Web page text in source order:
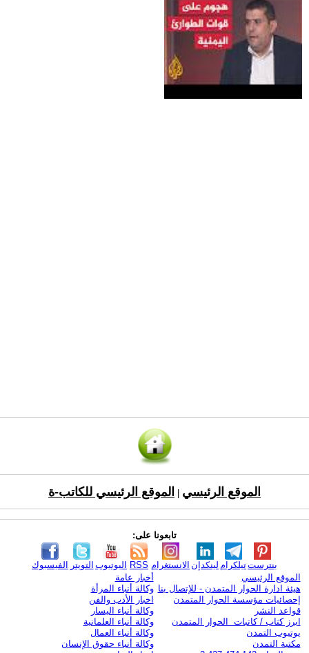
الموقع الرئيسي الموقع الرئيسي للكاتب-ة
تابعونا على:
الفيسبوك التويتر اليوتيوب RSS الانستغرام لينكدإن تيلكرامبنترست
الموقع الرئيسي
هيئة ادارة الحوار المتمدن - للإتصال بنا
إحصائيات مؤسسة الحوار المتمدن
قواعد النشر
ابرز كتاب / كاتبات الحوار المتمدن
يوتيوب التمدن
مكتبة التمدن
أخبار عامة
وكالة أنباء المرأة
اخبار الأدب والفن
وكالة أنباء اليسار
وكالة أنباء العلمانية
وكالة أنباء العمال
وكالة أنباء حقوق الإنسان